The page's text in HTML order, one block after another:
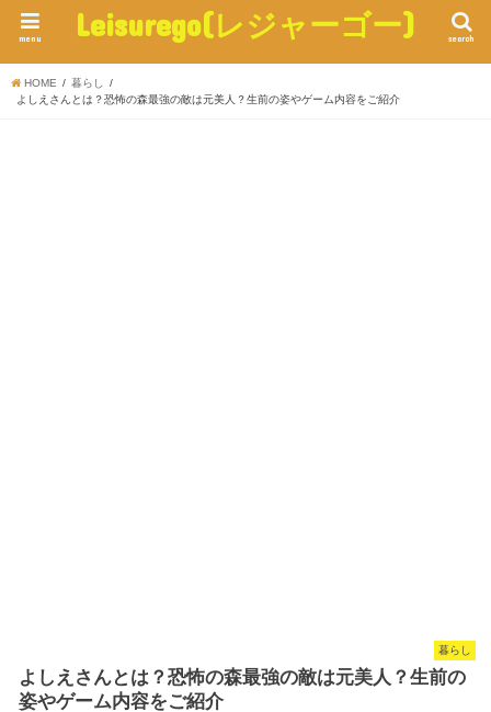
Leisurego(レジャーゴー) search
menu
HOME
暮らし
よしえさんとは？恐怖の森最強の敵は元美人？生前の姿やゲーム内容をご紹介
暮らし
よしえさんとは？恐怖の森最強の敵は元美人？生前の
姿やゲーム内容をご紹介